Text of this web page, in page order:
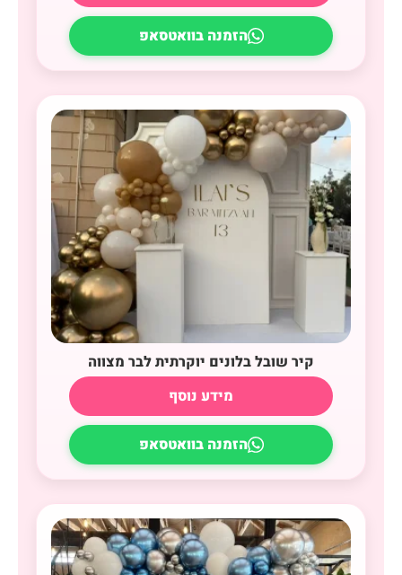
הזמנה בוואטסאפ
קיר שובל בלונים יוקרתית לבר מצווה
מידע נוסף
הזמנה בוואטסאפ